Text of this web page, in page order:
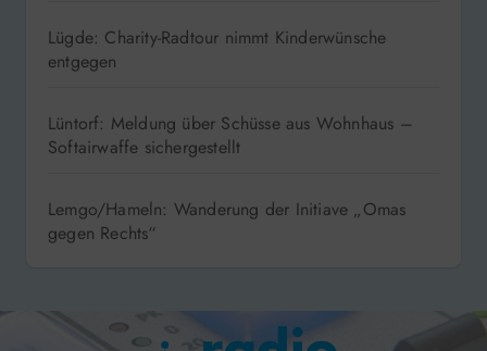
Lügde: Charity-Radtour nimmt Kinderwünsche
entgegen
Lüntorf: Meldung über Schüsse aus Wohnhaus –
Softairwaffe sichergestellt
Lemgo/Hameln: Wanderung der Initiave „Omas
gegen Rechts“